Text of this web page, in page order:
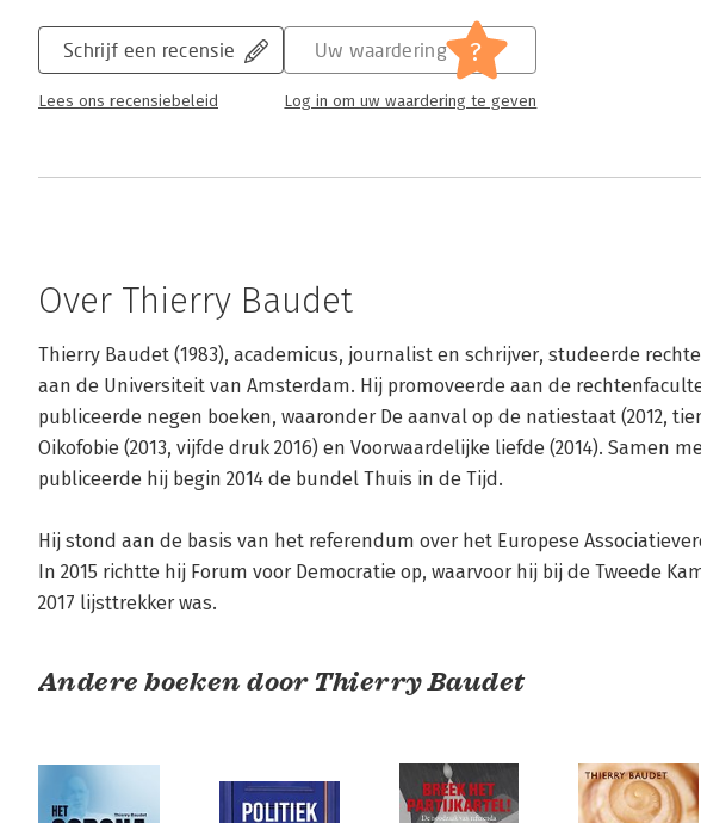
Schrijf een recensie
Lees ons recensiebeleid
Uw waardering ?
Log in om uw waardering te geven
Over Thierry Baudet
Thierry Baudet (1983), academicus, journalist en schrijver, studeerde
aan de Universiteit van Amsterdam. Hij promoveerde aan de
publiceerde negen boeken, waaronder De aanval op de natiestaat (2012,
Oikofobie (2013, vijfde druk 2016) en Voorwaardelijke liefde (2014). Samen
publiceerde hij begin 2014 de bundel Thuis in de Tijd.
Hij stond aan de basis van het referendum over het Europese
In 2015 richtte hij Forum voor Democratie op, waarvoor hij bij de Tweede
2017 lijsttrekker was.
Andere boeken door Thierry Baudet